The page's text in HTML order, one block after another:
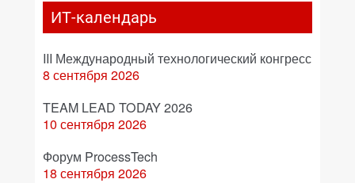
ИТ-календарь
III Международный технологический конгресс
8 сентября 2026
TEAM LEAD TODAY 2026
10 сентября 2026
Форум ProcessTech
18 сентября 2026